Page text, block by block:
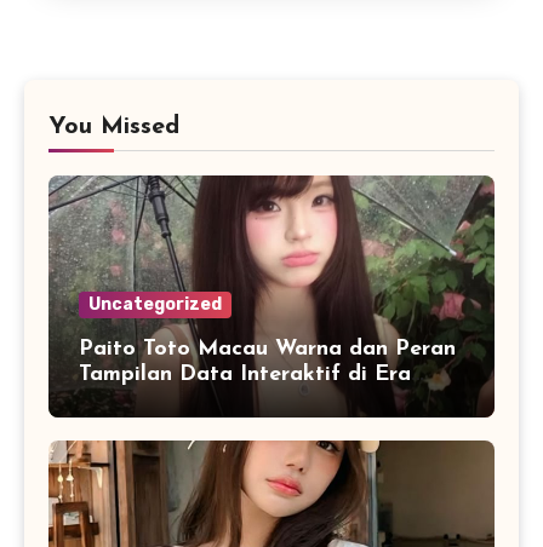
You Missed
Uncategorized
Paito Toto Macau Warna dan Peran
Tampilan Data Interaktif di Era
Informasi Digital Modern